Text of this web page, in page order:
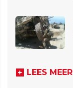
LEES MEER